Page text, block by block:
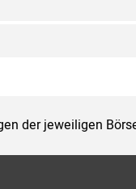
der jeweiligen